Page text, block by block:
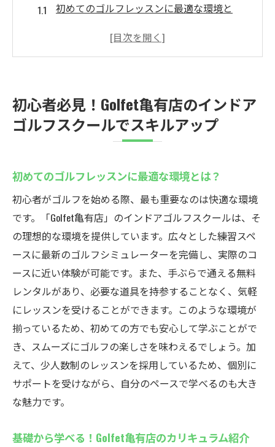
初めてのゴルフレッスンに最適な環境と
基礎から学べる！Golfet亀有店のカリキュラ
初心者向け特別プログラムの詳細
ゴルフスイングの基本をマスターするコツ
個別指導で安心！Golfet亀有店のインドアゴルフ
個別指導のメリットと効果的な活用法
自身のペースで学べる環境の重要性
インストラクターによるきめ細やかな指導
内容
初心者から上級者まで対応可能な指導方法
ゴルフスキル向上のための個別目標設定
生徒の声から学ぶ！個別指導の実際の効果
手ぶらでOK！無料レンタルが魅力のインドアゴ
ルフスクール
手ぶらで始めるゴルフライフの魅力
必要なものは何？準備不要のゴルフ体験
初心者必見！Golfet亀有店のインドア
ゴルフスクールでスキルアップ
初めてのゴルフレッスンに最適な環境とは？
初心者がゴルフを始める際、最も重要なのは快適な環境
です。「Golfet亀有店」のインドアゴルフスクールは、そ
の理想的な環境を提供しています。広々とした練習スペ
ースに最新のゴルフシミュレーターを完備し、実際のコ
ースに近い体験が可能です。また、手ぶらで通える無料
レンタルがあり、必要な道具を持参することなく、気軽
にレッスンを受けることができます。このような環境が
揃っているため、初めての方でも安心して学ぶことがで
き、スムーズにゴルフの楽しさを味わえるでしょう。加
えて、少人数制のレッスンを採用しているため、個別に
サポートを受けながら、自分のペースで学べるのも大き
な魅力です。
基礎から学べる！Golfet亀有店のカリキュラム紹介